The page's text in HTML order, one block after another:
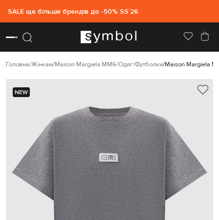
SALE ще більше брендів до -50% SS`26
Головна Жінкам Maison Margiela MM6 Одяг Футболки Maison Margiela
NEW